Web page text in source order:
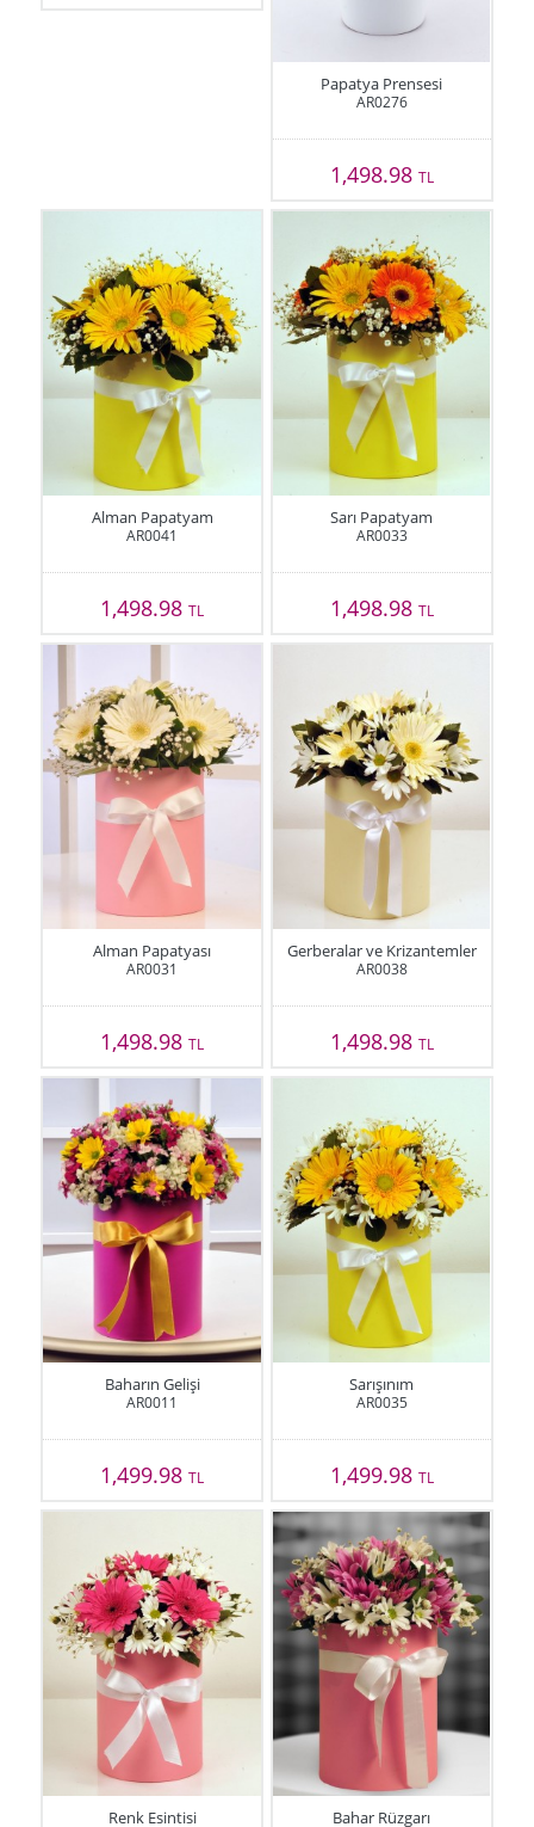
Papatya Prensesi
AR0276
1,498.98 TL
Alman Papatyam
AR0041
1,498.98TL
Sarı Papatyam
AR0033
1,498.98 TL
Alman Papatyası
AR0031
1,498.98TL
Gerberalar ve Krizantemler
AR0038
1,498.98 TL
Baharın Gelişi
AR0011
1,499.98TL
Sarışınım
AR0035
1,499.98 TL
Renk Esintisi Bahar Rüzgarı